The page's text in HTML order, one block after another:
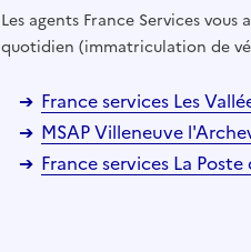
Les agents France Services
quotidien (immatriculation de
France services Les
MSAP Villeneuve
France services La